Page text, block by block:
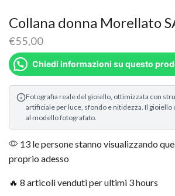
Collana donna Morellato
€55,00
Chiedi informazioni su questo
Fotografia reale del gioiello, ottimizzata con
artificiale per luce, sfondo e nitidezza. Il
al modello fotografato.
13 le persone stanno visualizzando
proprio adesso
🔥 8 articoli venduti per ultimi 3 hours